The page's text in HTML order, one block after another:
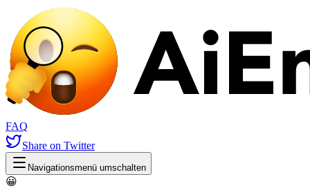
FAQ
Share on Twitter
Navigationsmenü umschalten
😀